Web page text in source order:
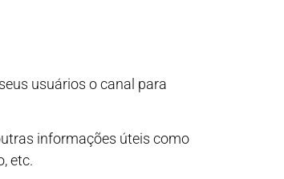
usuários o canal para
informações úteis como
etc.